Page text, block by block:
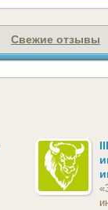
Свежие отзывы